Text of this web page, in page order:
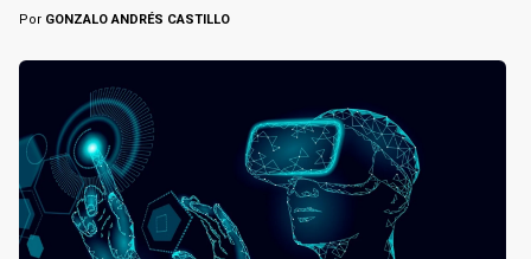
Por GONZALO ANDRÉS CASTILLO